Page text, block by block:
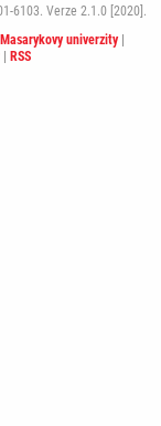
6103. Verze 2.1.0 [2020].
univerzity|
| RSS